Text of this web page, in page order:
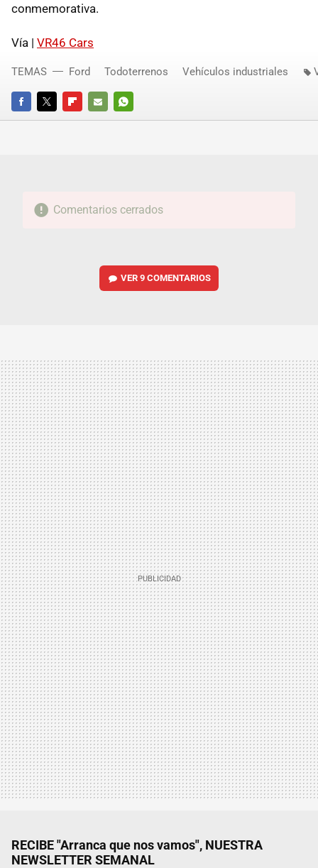
conmemorativa.
Vía | VR46 Cars
FACEBOOKTWITTERFLIPBOARD
E-
WHATSAPP
TEMAS Ford Todoterrenos Vehículos industriales
Comentarios cerrados
VER9 COMENTARIOS
RECIBE "Arranca que nos vamos", NUESTRA
NEWSLETTER SEMANAL